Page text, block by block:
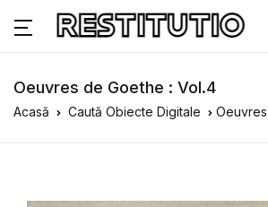
Oeuvres de Goethe : Vol.4
Acasă Caută Obiecte Digitale